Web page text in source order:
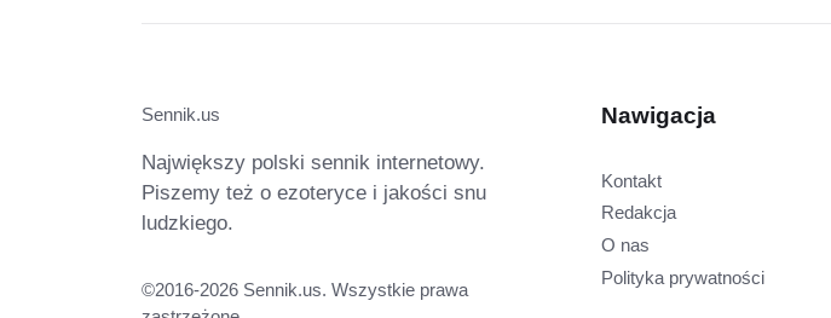
Sennik.us
Największy polski sennik internetowy.
Piszemy też o ezoteryce i jakości snu
ludzkiego.
©2016-2026 Sennik.us. Wszystkie prawa
Nawigacja
Kontakt
Redakcja
O nas
Polityka prywatności